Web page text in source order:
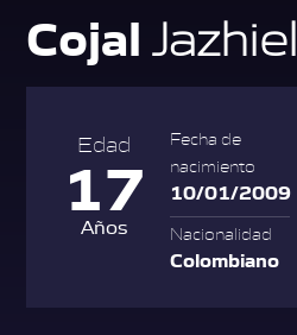
Cojal Jazhiel
Edad
17
Años
Fecha de
nacimiento
10/01/2009
Nacionalidad
Colombiano